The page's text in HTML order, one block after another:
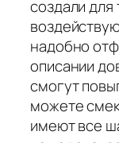
создали
надобно
описании
смогут
можете
имеют все